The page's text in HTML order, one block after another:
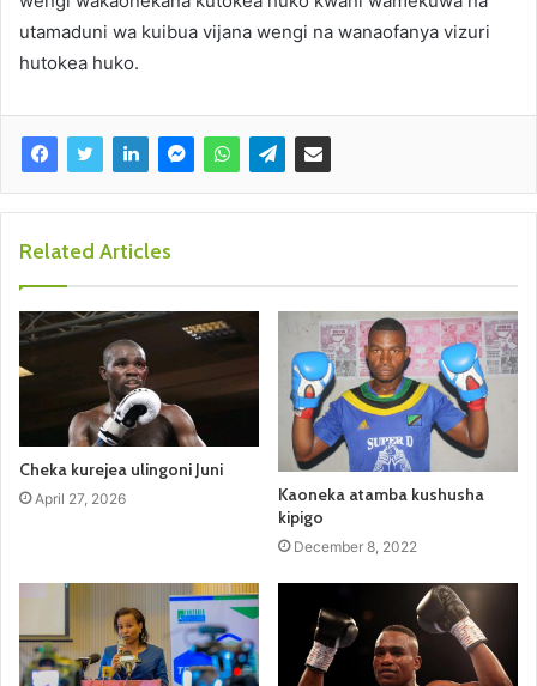
utamaduni wa kuibua vijana wengi na wanaofanya vizuri
hutokea huko.
Related Articles
Cheka kurejea ulingoni Juni
April 27, 2026
Kaoneka atamba kushusha
kipigo
December 8, 2022